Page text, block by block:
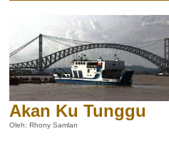
Akan Ku Tunggu
Oleh: Rhony Samlan